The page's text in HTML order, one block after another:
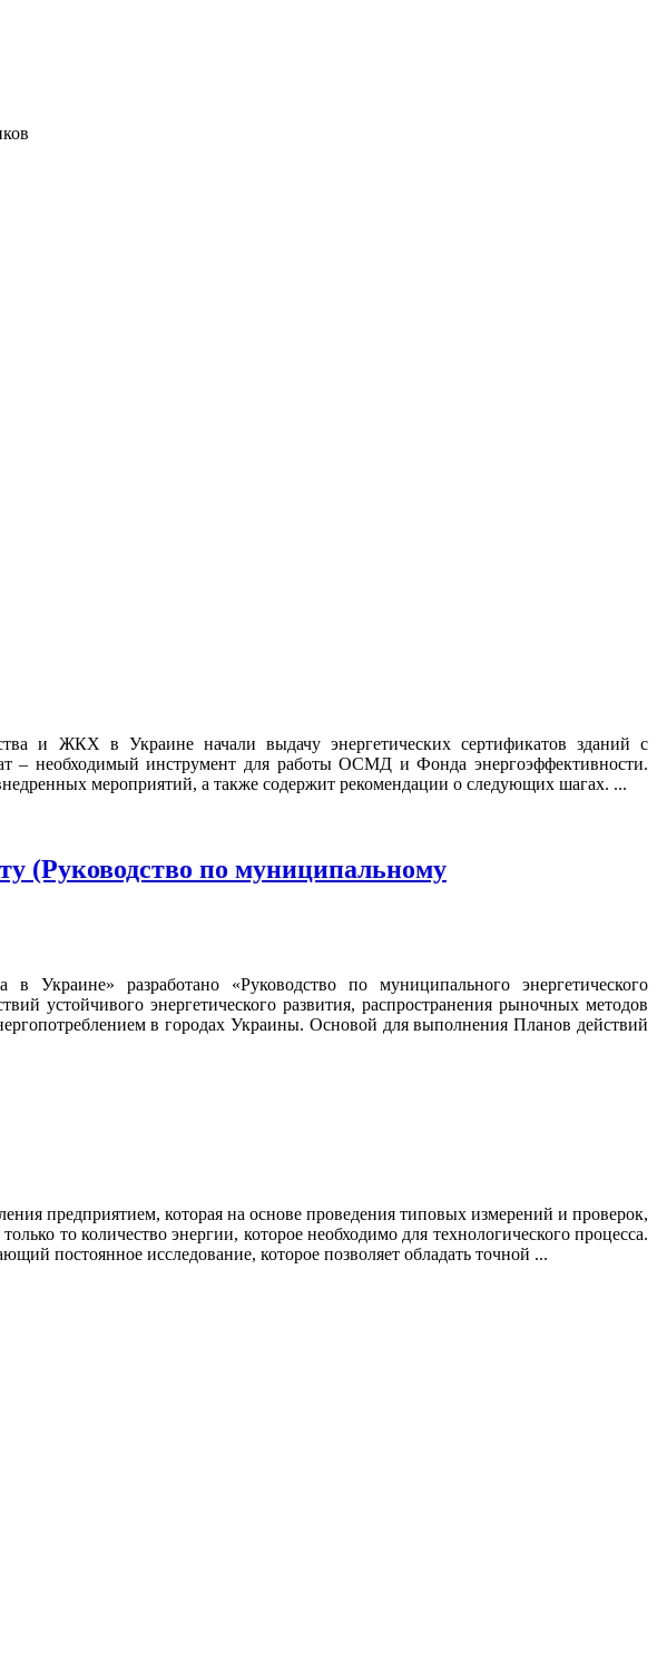
и ЖКХ в Украине начали выдачу энергетических сертификатов зданий с
– необходимый инструмент для работы ОСМД и Фонда энергоэффективности.
мероприятий, а также содержит рекомендации о следующих шагах. ...
(Руководство по муниципальному
Украине» разработано «Руководство по муниципального энергетического
устойчивого энергетического развития, распространения рыночных методов
в городах Украины. Основой для выполнения Планов действий
предприятием, которая на основе проведения типовых измерений и проверок,
то количество энергии, которое необходимо для технологического процесса.
постоянное исследование, которое позволяет обладать точной ...